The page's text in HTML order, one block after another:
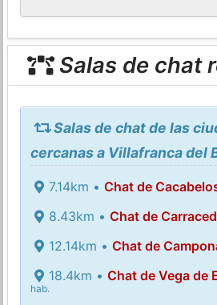
Salas de chat
Salas de chat de las
cercanas a Villafranca del
7.14km • Chat de
8.43km • Chat de
12.14km • Chat de
18.4km • Chat de Vega de
hab.